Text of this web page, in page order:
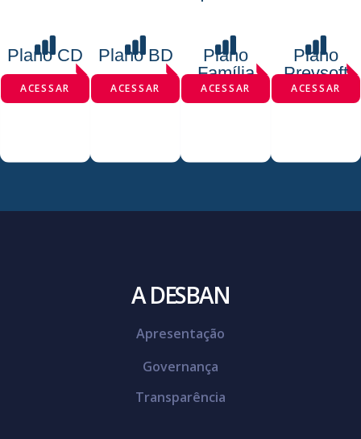
Plano CD
ACESSAR
Plano BD
ACESSAR
Plano
Família
INSTITUÍDO
ACESSAR
Plano
Prevsoft
SETORIAL
ACESSAR
A DESBAN
Apresentação
Governança
Transparência